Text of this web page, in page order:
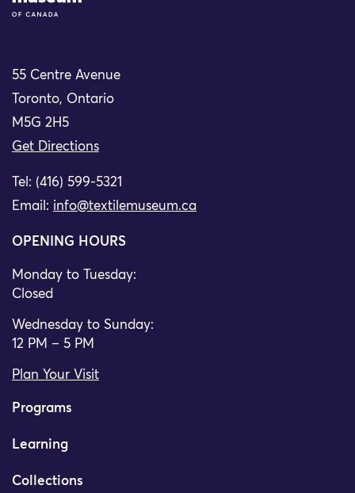
55 Centre Avenue
Toronto, Ontario
M5G 2H5
Get Directions
Tel: (416) 599-5321
Email: info@textilemuseum.ca
OPENING HOURS
Monday to Tuesday:
Closed
Wednesday to Sunday:
12 PM – 5 PM
Plan Your Visit
Programs
Learning
Collections